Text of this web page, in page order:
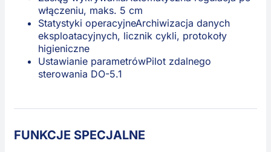
włączeniu, maks. 5 cm
Statystyki operacyjneArchiwizacja danych
eksploatacyjnych, licznik cykli, protokoły
higieniczne
Ustawianie parametrówPilot zdalnego
sterowania DO-5.1
FUNKCJE SPECJALNE